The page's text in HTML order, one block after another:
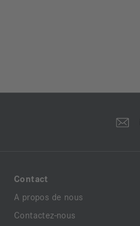
Contact
A propos de nous
Contactez-nous